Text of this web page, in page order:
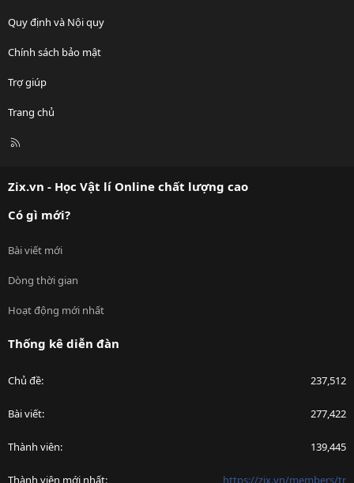
Quy định và Nội quy
Chính sách bảo mật
Trợ giúp
Trang chủ
R
Zix.vn - Học Vật lí Online chất lượng cao
Có gì mới?
Bài viết mới
Dòng thời gian
Hoạt động mới nhất
Thống kê diễn đàn
Chủ đề 237,512
Bài viết 277,422
Thành viên 139,445
Thành viên mới nhất https://zix.vn/members/tr